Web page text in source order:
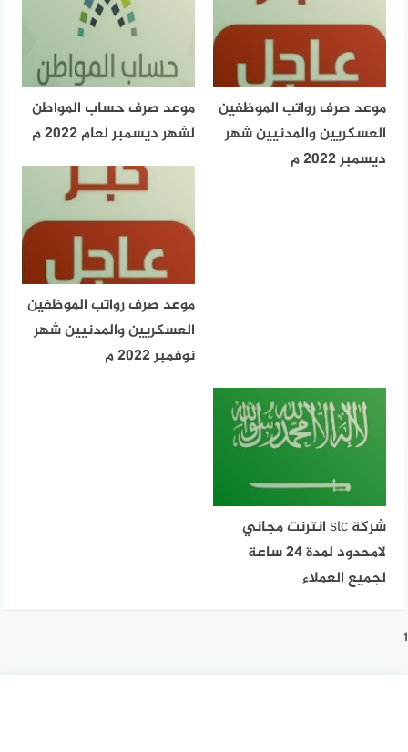
موعد صرف رواتب الموظفين
العسكريين والمدنيين شهر
ديسمبر 2022 م
موعد صرف حساب المواطن
لشهر ديسمبر لعام 2022 م
موعد صرف رواتب الموظفين
العسكريين والمدنيين شهر
نوفمبر 2022 م
شركة stc انترنت مجاني
لامحدود لمدة 24 ساعة
لجميع العملاء
1